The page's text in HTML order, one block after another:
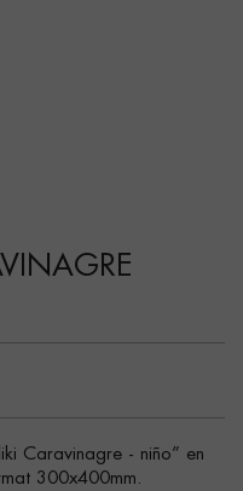
Caravinagre - niño” en
300x400mm.